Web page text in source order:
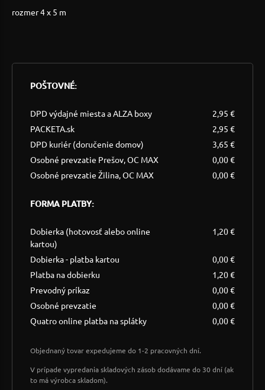
rozmer 4 x 5 m
POŠTOVNÉ:
DPD výdajné miesta a ALZA boxy
2,95 €
PACKETA.sk
2,95 €
DPD kuriér (doručenie domov)
3,65 €
Osobné prevzatie Prešov, OC MAX
0,00 €
Osobné prevzatie Žilina, OC MAX
0,00 €
FORMA PLATBY:
Dobierka (hotovosť alebo online
kartou)
1,20 €
Dobierka - platba kartou
0,00 €
Platba na dobierku
1,20 €
Prevodný príkaz
0,00 €
Osobné prevzatie
0,00 €
Quatro online platba na splátky
0,00 €
Objednaný tovar expedujeme do 1-2 pracovných dní.
V prípade vypredania skladových zásob dodávame do 30 dní (ak
to má výrobca skladom).